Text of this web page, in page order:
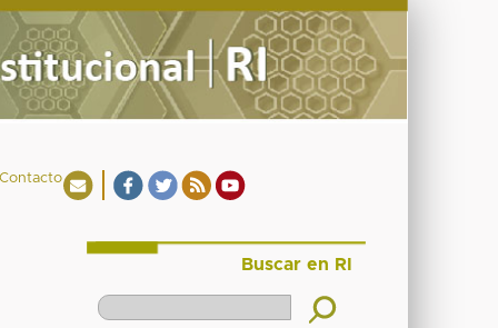
Contacto
Buscar en RI